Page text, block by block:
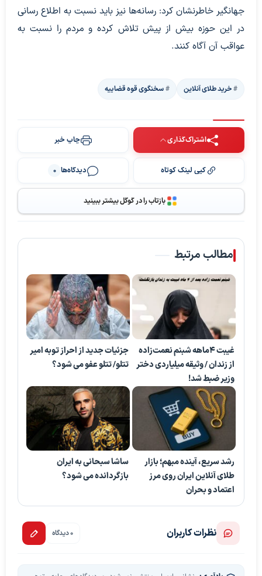
جهانگیر خاطرنشان کرد: رسانه‌ها نیز باید نسبت به اطلاع رسانی
در این حوزه بیش از پیش تلاش کرده و مردم را نسبت به
عواقب آن آگاه کنند.
خرید طلای آنلاین سخنگوی قوه قضاییه
اشتراک‌گذاری چاپ خبر
کپی لینک کوتاه دیدگاه‌ها 0
بازتاب را در گوگل بیشتر ببینید
مطالب مرتبط
غیبت ۴ماهه شبنم نعمت‌زاده
از زندان / وثیقه میلیاردی دختر
وزیر ضبط شد!
جزئیات جدید از احراز توبه امیر
تتلو/ تتلو عفو می شود؟
رشد سریع، آینده مبهم؛ بازار
طلای آنلاین ایران روی مرز
اعتماد و بحران
ساشا سبحانی به ایران
بازگردانده می شود؟
نظرات کاربران 0 دیدگاه